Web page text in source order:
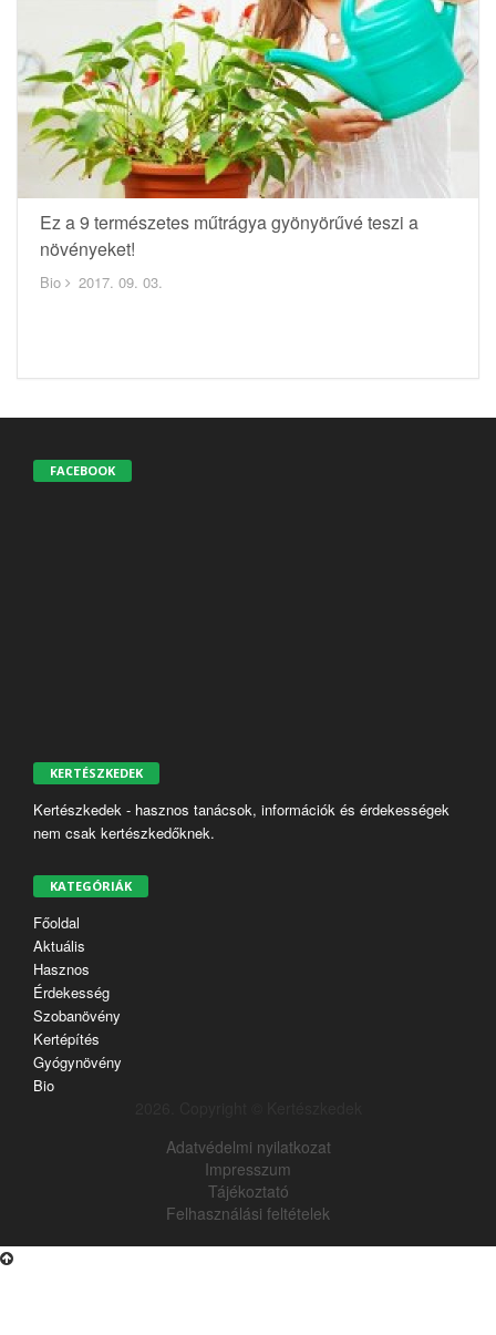
Ez a 9 természetes műtrágya gyönyörűvé teszi a
növényeket!
Bio 2017. 09. 03.
FACEBOOK
KERTÉSZKEDEK
Kertészkedek - hasznos tanácsok, információk és érdekességek
nem csak kertészkedőknek.
KATEGÓRIÁK
Főoldal
Aktuális
Hasznos
Érdekesség
Szobanövény
Kertépítés
Gyógynövény
Bio
Adatvédelmi nyilatkozat
Impresszum
Tájékoztató
Felhasználási feltételek